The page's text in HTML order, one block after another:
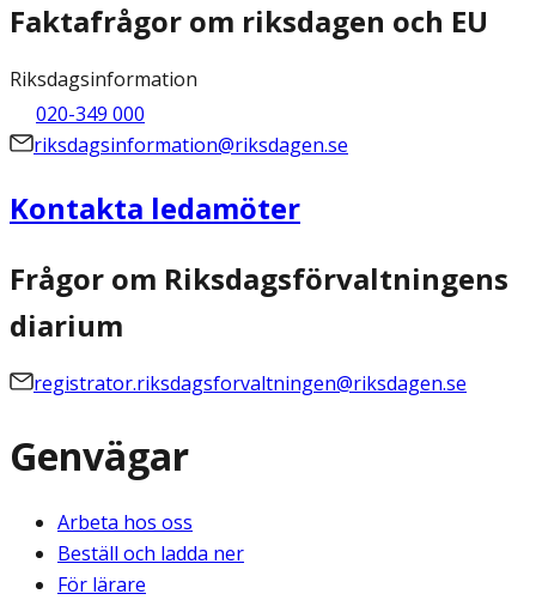
Faktafrågor om riksdagen och EU
Riksdagsinformation
020-349 000
riksdagsinformation@riksdagen.se
Kontakta ledamöter
Frågor om Riksdagsförvaltningens
diarium
registrator.riksdagsforvaltningen@riksdagen.se
Genvägar
Arbeta hos oss
Beställ och ladda ner
För lärare